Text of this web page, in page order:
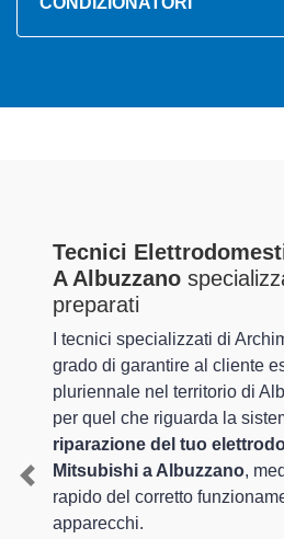
Tecnici
A Albuzzano
preparati
I tecnici specializzati di
grado di garantire al cliente
pluriennale nel territorio di
per quel che riguarda la
riparazione del tuo
Mitsubishi a Albuzzano,
rapido del corretto
apparecchi.
Previous